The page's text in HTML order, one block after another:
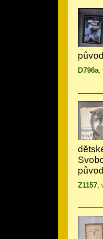
D796a,
Z1157,